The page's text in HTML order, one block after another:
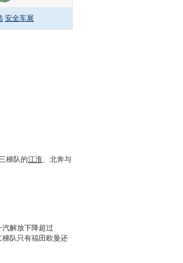
安全车展
梯队的江淮、北奔与
汽解放下降超过
梯队只有福田 欧曼还